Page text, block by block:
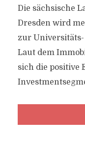
Die sächsische
Dresden wird
zur
Laut dem
sich die positive